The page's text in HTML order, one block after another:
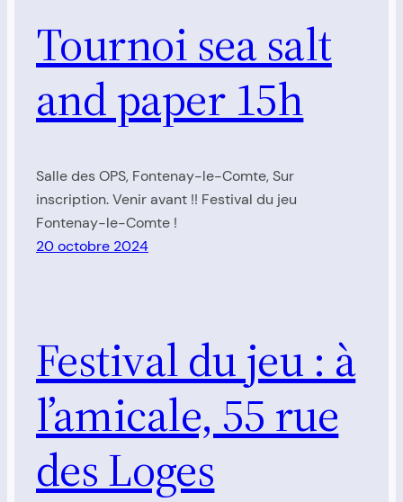
Tournoi sea salt
and paper 15h
Salle des OPS, Fontenay-le-Comte, Sur
inscription. Venir avant !! Festival du jeu
Fontenay-le-Comte !
20 octobre 2024
Festival du jeu : à
l’amicale, 55 rue
des Loges